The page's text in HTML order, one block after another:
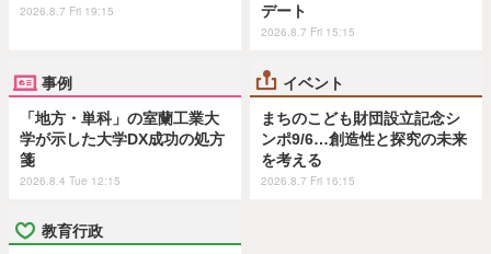
2026.8.7 Fri 19:15
デート
2026.8.7 Fri 15:15
事例
「地方・単科」の室蘭工業大
学が示した大学DX成功の処方
箋
2026.8.4 Tue 12:15
イベント
まちのこども財団設立記念シ
ンポ9/6…創造性と探究の未来
を考える
2026.8.7 Fri 16:15
教育行政